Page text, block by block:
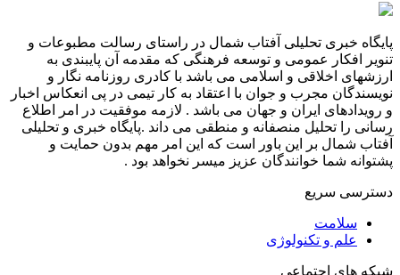
پایگاه خبری تحلیلی آفتاب شمال در راستای رسالت مطبوعات و
تنویر افکار عمومی و توسعه فرهنگی که مقدمه آن پایبندی به
ارزشهای اخلاقی و اسلامی می باشد با کادری روزنامه نگار و
نویسندگان مجرب و جوان با اعتقاد به کار تیمی در پی انعکاس اخبار
و رویدادهای ایران و جهان می باشد . لازمه موفقیت در امر اطلاع
رسانی را تحلیل منصفانه و منطقی می داند .پایگاه خبری و تحلیلی
آفتاب شمال بر این باور است که این امر مهم بدون حمایت و
پشتوانه شما خوانندگان عزیز میسر نخواهد بود .
دسترسی سریع
سلامت
علم و تکنولوژی
شبکه های اجتماعی